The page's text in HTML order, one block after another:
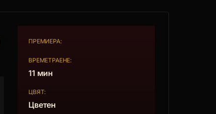
ПРЕМИЕРА:
ВРЕМЕТРАЕНЕ:
11 мин
ЦВЯТ:
Цветен